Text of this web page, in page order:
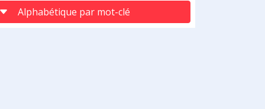
Alphabétique par mot-clé